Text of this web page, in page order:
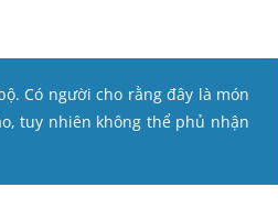
Có người cho rằng đây là món
tuy nhiên không thể phủ nhận